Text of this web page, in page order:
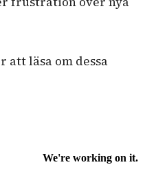
att läsa om dessa